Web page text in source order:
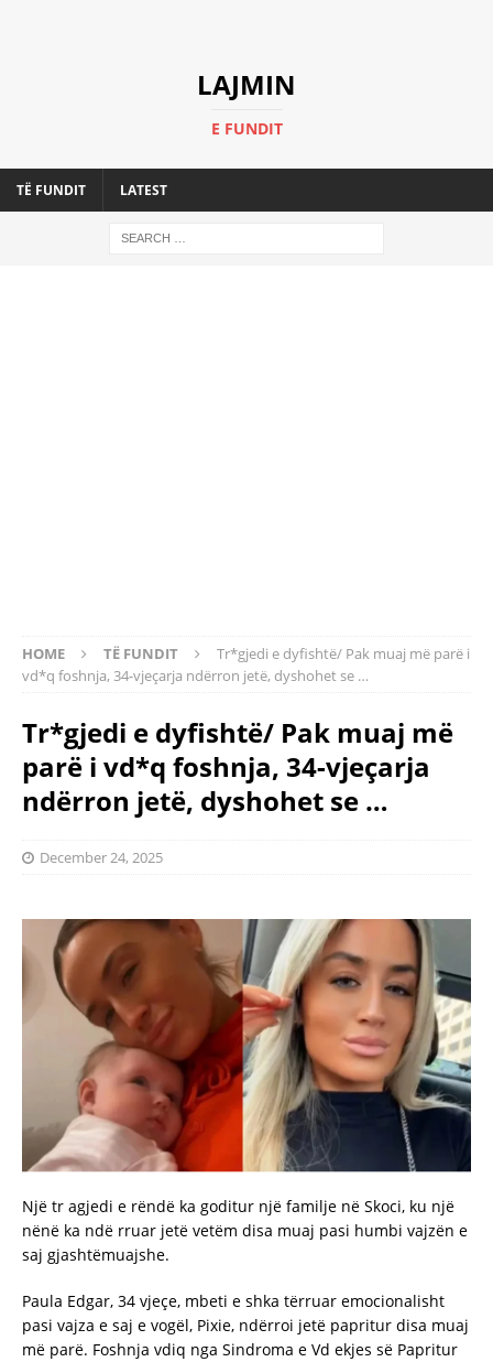
LAJMIN
E FUNDIT
TË FUNDIT LATEST
HOME TË FUNDIT
Tr*gjedi e dyfishtë/ Pak muaj më parë i
vd*q foshnja, 34-vjeçarja ndërron jetë, dyshohet se …
Tr*gjedi e dyfishtë/ Pak muaj më
parë i vd*q foshnja, 34-vjeçarja
ndërron jetë, dyshohet se …
December 24, 2025
Një tr agjedi e rëndë ka goditur një familje në Skoci, ku një
nënë ka ndë rruar jetë vetëm disa muaj pasi humbi vajzën e
saj gjashtëmuajshe.
Paula Edgar, 34 vjeçe, mbeti e shka tërruar emocionalisht
pasi vajza e saj e vogël, Pixie, ndërroi jetë papritur disa muaj
më parë. Foshnja vdiq nga Sindroma e Vd ekjes së Papritur